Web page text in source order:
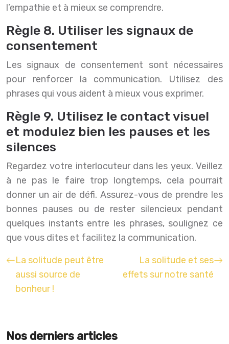
l’empathie et à mieux se comprendre.
Règle 8. Utiliser les signaux de
consentement
Les signaux de consentement sont nécessaires
pour renforcer la communication. Utilisez des
phrases qui vous aident à mieux vous exprimer.
Règle 9. Utilisez le contact visuel
et modulez bien les pauses et les
silences
Regardez votre interlocuteur dans les yeux. Veillez
à ne pas le faire trop longtemps, cela pourrait
donner un air de défi. Assurez-vous de prendre les
bonnes pauses ou de rester silencieux pendant
quelques instants entre les phrases, soulignez ce
que vous dites et facilitez la communication.
La solitude peut être
aussi source de
bonheur !
La solitude et ses
effets sur notre santé
Nos derniers articles